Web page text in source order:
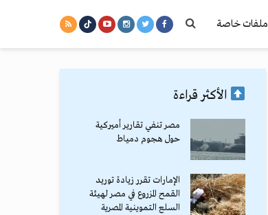
ملفات خاصة
الأكثر قراءة
مصر تنفي تقارير أميركية
حول هجوم دمياط
الإمارات تقرر زيادة توريد
القمح المزروع في مصر لهيئة
السلع التموينية المصرية